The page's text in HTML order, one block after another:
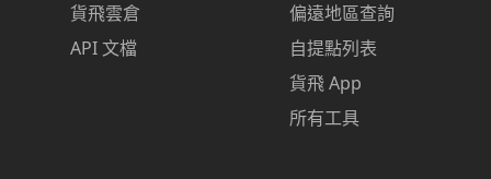
貨飛雲倉
API 文檔
偏遠地區查詢
自提點列表
貨飛 App
所有工具